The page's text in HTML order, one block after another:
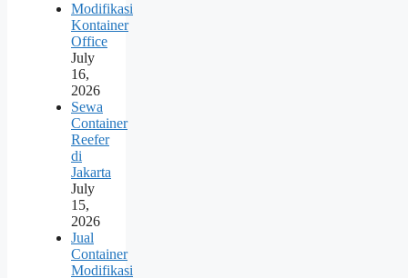
Modifikasi
Kontainer
Office
July
16,
2026
Sewa
Container
Reefer
di
Jakarta
July
15,
2026
Jual
Container
Modifikasi